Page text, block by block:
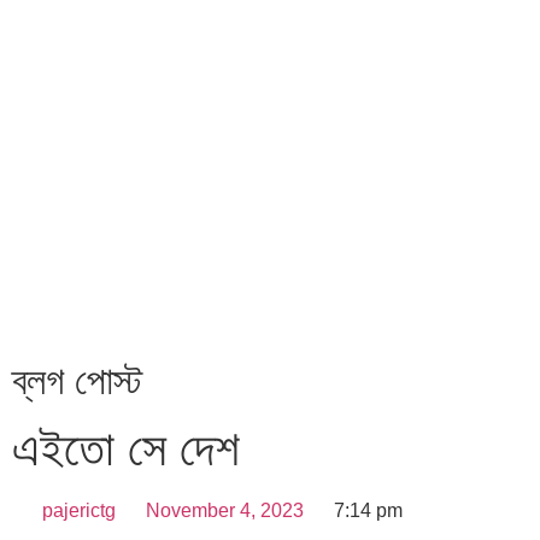
ব্লগ পোস্ট
এইতো সে দেশ
pajerictg November 4, 2023 7:14 pm